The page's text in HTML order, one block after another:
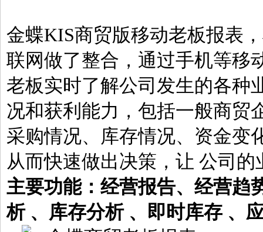
金蝶KIS商贸版移动老板报表
联网做了整合，通过手机等移
老板实时了解公司发生的各种
况和获利能力，包括一般商贸
采购情况、库存情况、资金变
从而快速做出决策，让 公司
主要功能：经营报告、经营趋
析 、库存分析 、即时库存 、